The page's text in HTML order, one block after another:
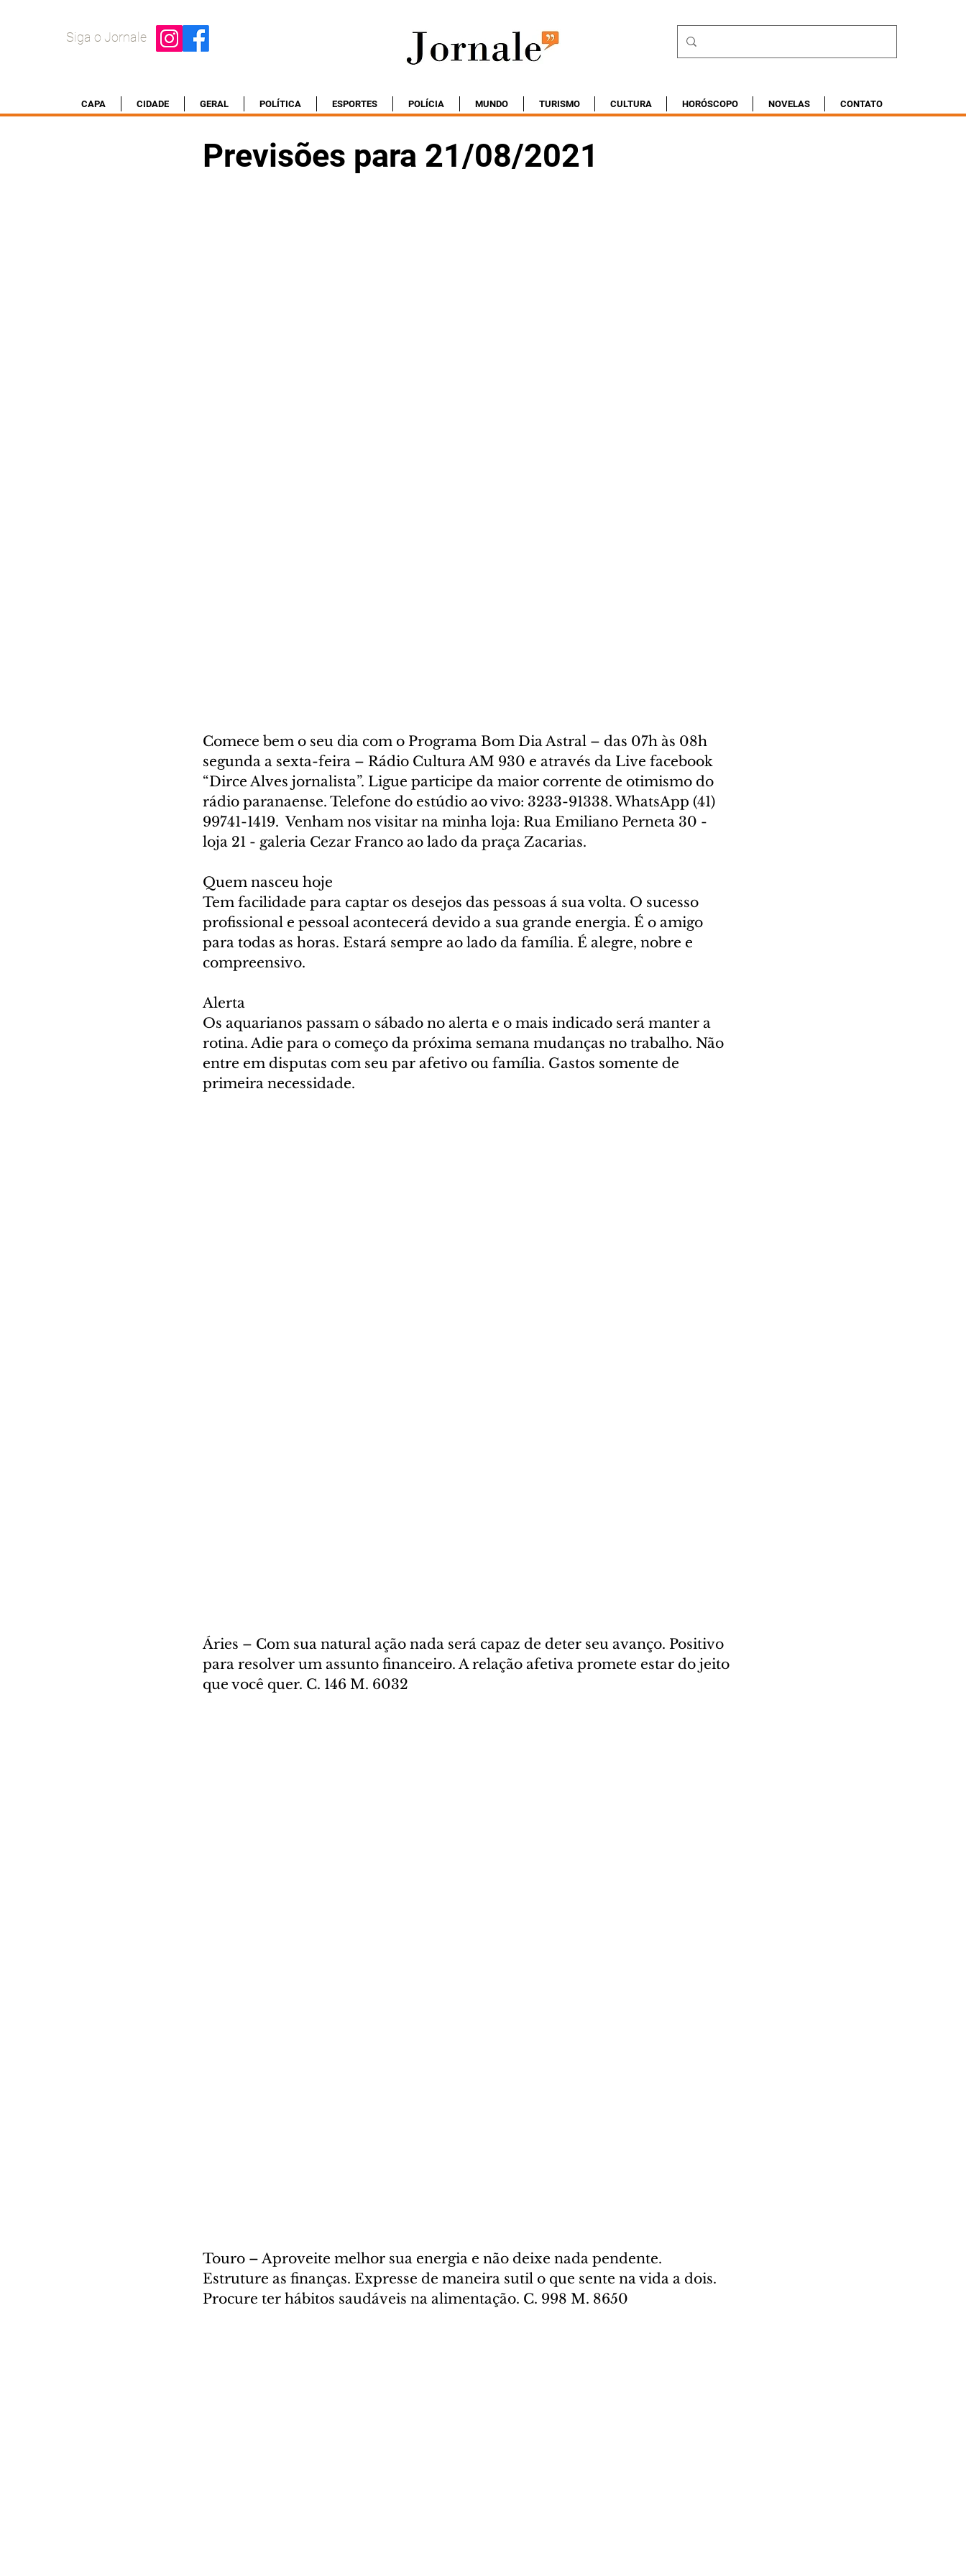
Siga o Jornale
CAPA CIDADE GERAL POLÍTICA ESPORTES POLÍCIA MUNDO TURISMO CULTURA HORÓSCOPO NOVELAS CONTATO
Previsões para 21/08/2021
Comece bem o seu dia com o Programa Bom Dia Astral – das 07h às 08h
segunda a sexta-feira – Rádio Cultura AM 930 e através da Live facebook
“Dirce Alves jornalista”. Ligue participe da maior corrente de otimismo do
rádio paranaense. Telefone do estúdio ao vivo: 3233-91338. WhatsApp (41)
99741-1419.  Venham nos visitar na minha loja: Rua Emiliano Perneta 30 -
loja 21 - galeria Cezar Franco ao lado da praça Zacarias.
Quem nasceu hoje
Tem facilidade para captar os desejos das pessoas á sua volta. O sucesso
profissional e pessoal acontecerá devido a sua grande energia. É o amigo
para todas as horas. Estará sempre ao lado da família. É alegre, nobre e
compreensivo.
Alerta
Os aquarianos passam o sábado no alerta e o mais indicado será manter a
rotina. Adie para o começo da próxima semana mudanças no trabalho. Não
entre em disputas com seu par afetivo ou família. Gastos somente de
primeira necessidade.
Áries – Com sua natural ação nada será capaz de deter seu avanço. Positivo
para resolver um assunto financeiro. A relação afetiva promete estar do jeito
que você quer. C. 146 M. 6032
Touro – Aproveite melhor sua energia e não deixe nada pendente.
Estruture as finanças. Expresse de maneira sutil o que sente na vida a dois.
Procure ter hábitos saudáveis na alimentação. C. 998 M. 8650